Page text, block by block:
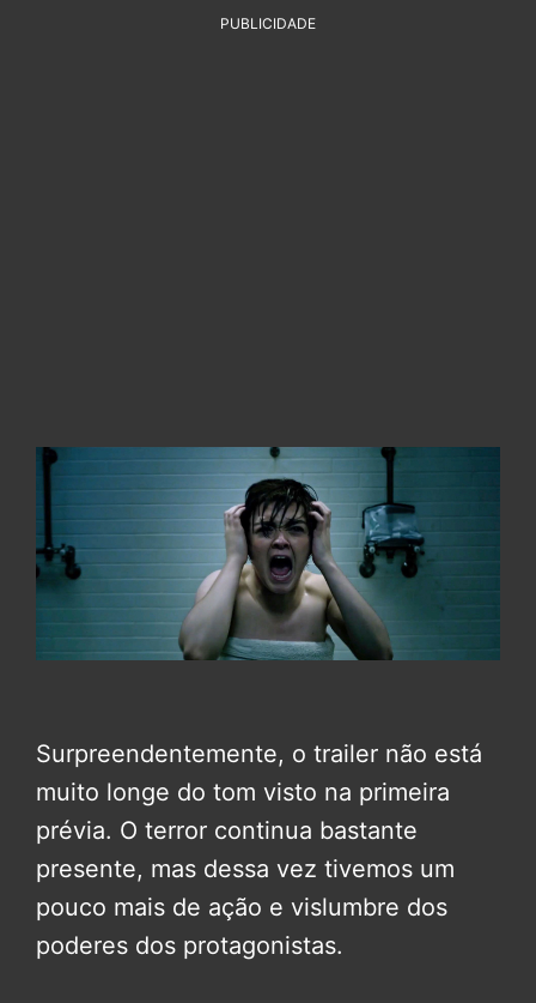
PUBLICIDADE
Surpreendentemente, o trailer não está
muito longe do tom visto na primeira
prévia. O terror continua bastante
presente, mas dessa vez tivemos um
pouco mais de ação e vislumbre dos
poderes dos protagonistas.